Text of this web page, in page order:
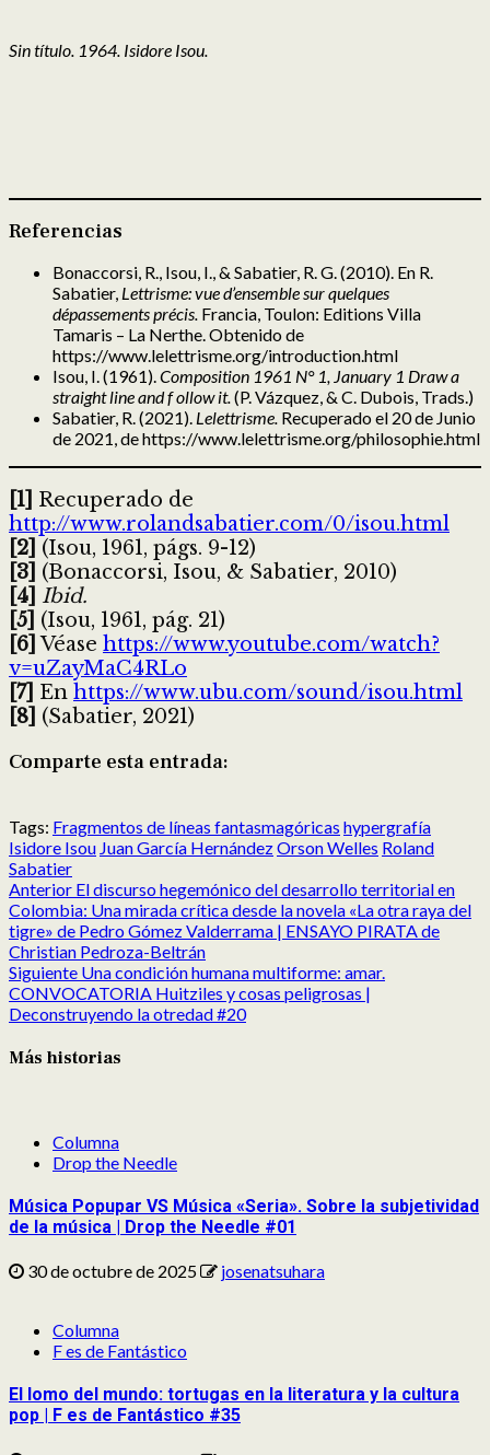
Sin título. 1964. Isidore Isou.
Referencias
Bonaccorsi, R., Isou, I., & Sabatier, R. G. (2010). En R.
Sabatier, Lettrisme: vue d’ensemble sur quelques
dépassements précis. Francia, Toulon: Editions Villa
Tamaris – La Nerthe. Obtenido de
https://www.lelettrisme.org/introduction.html
Isou, I. (1961). Composition 1961 N° 1, January 1 Draw a
straight line and f ollow it. (P. Vázquez, & C. Dubois, Trads.)
Sabatier, R. (2021). Lelettrisme. Recuperado el 20 de Junio
de 2021, de https://www.lelettrisme.org/philosophie.html
[1] Recuperado de
http://www.rolandsabatier.com/0/isou.html
[2] (Isou, 1961, págs. 9-12)
[3] (Bonaccorsi, Isou, & Sabatier, 2010)
[4] Ibid.
[5] (Isou, 1961, pág. 21)
[6] Véase https://www.youtube.com/watch?
v=uZayMaC4RLo
[7] En https://www.ubu.com/sound/isou.html
[8] (Sabatier, 2021)
Comparte esta entrada:
en
X
(Twitter)
en
Facebook
en
Reddit
en
LinkedIn
en
Pinterest
en
Pocket
Tags: Fragmentos de líneas fantasmagóricas hypergrafía
Isidore Isou Juan García HernándezOrson Welles Roland
Sabatier
Post
navigation
Anterior El discurso hegemónico del desarrollo territorial en
Colombia: Una mirada crítica desde la novela «La otra raya del
tigre» de Pedro Gómez Valderrama | ENSAYO PIRATA de
Christian Pedroza-Beltrán
Siguiente Una condición humana multiforme: amar.
CONVOCATORIA Huitziles y cosas peligrosas |
Deconstruyendo la otredad #20
Más historias
Columna
Drop the Needle
Música Popupar VS Música «Seria». Sobre la subjetividad
de la música | Drop the Needle #01
30 de octubre de 2025 josenatsuhara
Columna
F es de Fantástico
El lomo del mundo: tortugas en la literatura y la cultura
pop | F es de Fantástico #35